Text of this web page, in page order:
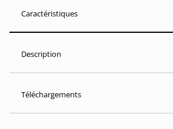
Caractéristiques
Description
Téléchargements